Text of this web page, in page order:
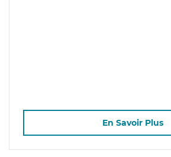
En Savoir Plus